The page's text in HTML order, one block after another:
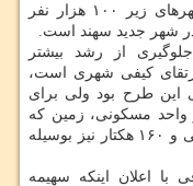
۱۰۰ هزار نفر جمعیت، ۳۲۴ پروژه در شهرهای زیر ۱۰۰ هزار نفر
از رشد بیشتر
ارتقای کیفی شهری است،
این طرح بود ولی برای
نیاز متقاضیان برای ۱۲ هزار واحد مسکونی، زمین که
قسمتی از آن بوسیله تغییر کاربری آموزشی و ۱۶۰ هکتار نیز بوسیله
با اعلان اینکه سهیمه